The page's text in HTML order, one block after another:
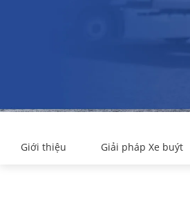
Giới thiệu Giải pháp Xe buýt